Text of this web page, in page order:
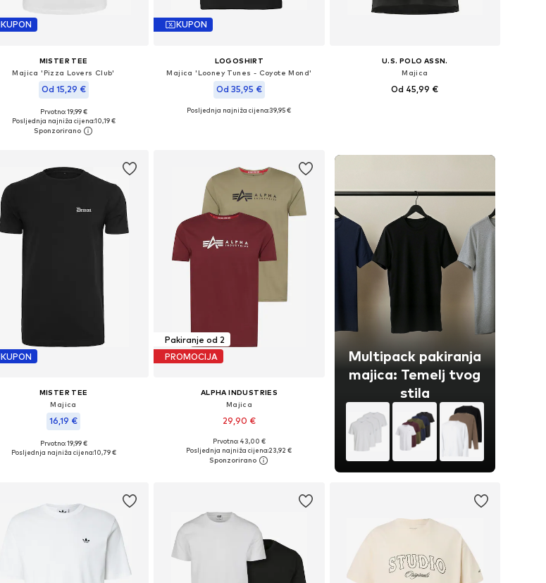
KUPON
MISTER TEE
Majica 'Pizza Lovers Club'
Od 15,29 €
Dostupno u više veličina
Dodaj u košaricu
Prvotno: 19,99 €
Posljednja najniža cijena:10,19 €
KUPON
LOGOSHIRT
Majica 'Looney Tunes - Coyote Mond'
Od 35,95 €
Dostupno u više veličina
Posljednja najniža cijena:39,95 €
U.S. POLO ASSN.
Majica
Od 45,99 €
KUPON
MISTER TEE
Majica
16,19 €
Dostupne veličine: M, L, XL, XXL
Prvotno: 19,99 €
Posljednja najniža cijena:10,79 €
Pakiranje od 2
PROMOCIJA
ALPHA INDUSTRIES
Majica
29,90 €
+3
Dostupne veličine: S, M, L, XL
Dodaj u košaricu
Prvotno: 43,00 €
Posljednja najniža cijena:23,92 €
Multipack pakiranja
majica: Temelj tvog
stila